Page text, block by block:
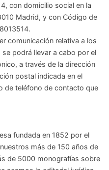
con domicilio social en la
Madrid, y con Código de
comunicación relativa a los
podrá llevar a cabo por el
a través de la dirección
postal indicada en el
de teléfono de contacto que
fundada en 1852 por el
más de 150 años de
de 5000 monografías sobre